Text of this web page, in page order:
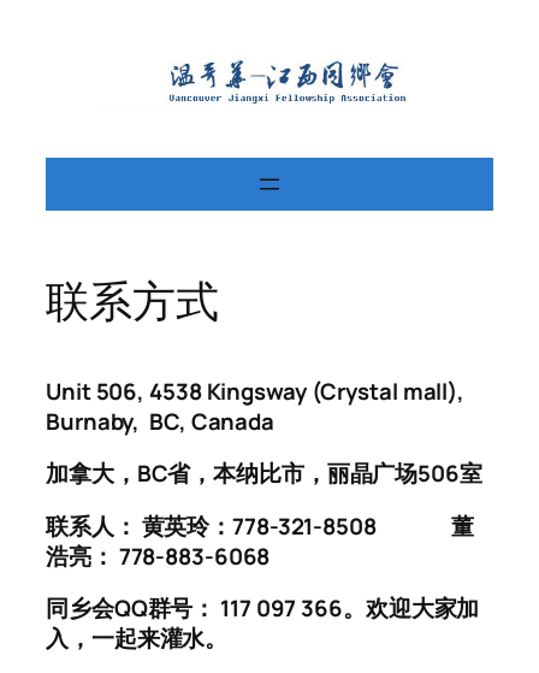
联系方式
Unit 506, 4538 Kingsway (Crystal mall),
Burnaby, BC, Canada
加拿大，BC省，本纳比市，丽晶广场506室
联系人： 黄英玲：778-321-8508董
浩亮： 778-883-6068
同乡会QQ群号： 117 097 366。欢迎大家加
入，一起来灌水。